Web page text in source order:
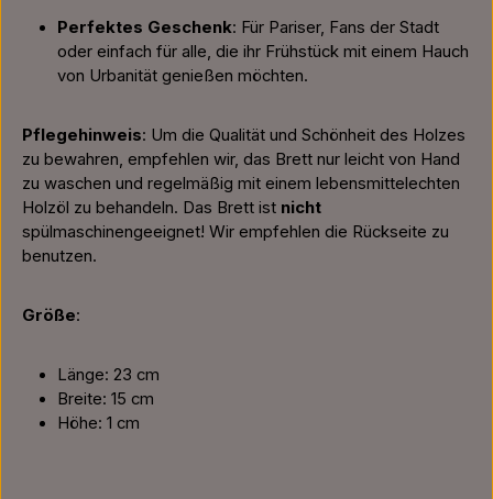
Perfektes Geschenk: Für Pariser, Fans der Stadt
oder einfach für alle, die ihr Frühstück mit einem Hauch
von Urbanität genießen möchten.
Pflegehinweis: Um die Qualität und Schönheit des Holzes
zu bewahren, empfehlen wir, das Brett nur leicht von Hand
zu waschen und regelmäßig mit einem lebensmittelechten
Holzöl zu behandeln. Das Brett ist nicht
spülmaschinengeeignet! Wir empfehlen die Rückseite zu
benutzen.
Größe:
Länge: 23 cm
Breite: 15 cm
Höhe: 1 cm